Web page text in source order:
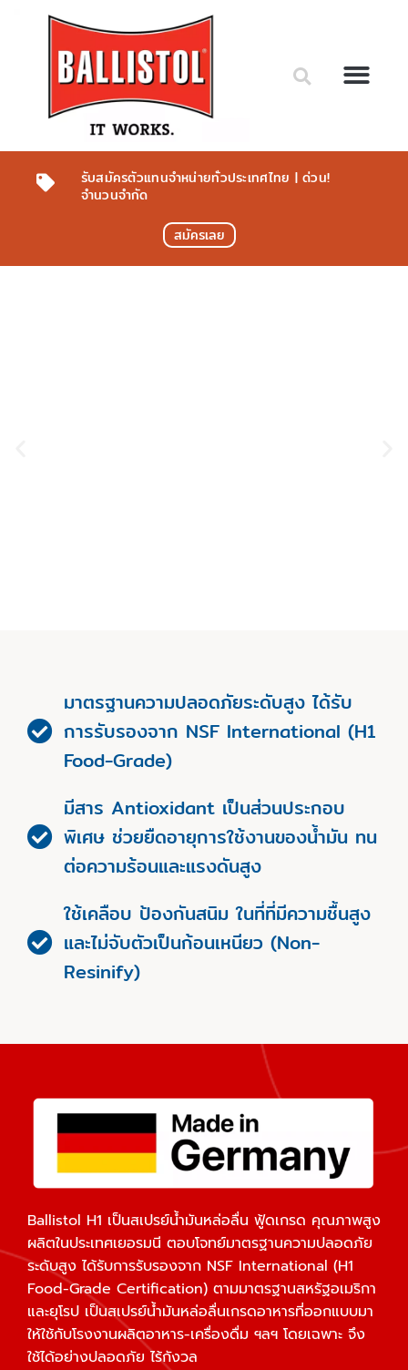
รับสมัครตัวแทนจำหน่ายทั่วประเทศไทย | ด่วน!
จำนวนจำกัด
สมัครเลย
มาตรฐานความปลอดภัยระดับสูง ได้รับ
การรับรองจาก NSF International (H1
Food-Grade)
มีสาร Antioxidant เป็นส่วนประกอบ
พิเศษ ช่วยยืดอายุการใช้งานของน้ำมัน ทน
ต่อความร้อนและแรงดันสูง
ใช้เคลือบ ป้องกันสนิม ในที่ที่มีความชื้นสูง
และไม่จับตัวเป็นก้อนเหนียว (Non-
Resinify)
Ballistol H1 เป็นสเปรย์น้ำมันหล่อลื่น ฟู้ดเกรด คุณภาพสูง
ผลิตในประเทศเยอรมนี ตอบโจทย์มาตรฐานความปลอดภัย
ระดับสูง ได้รับการรับรองจาก NSF International (H1
Food-Grade Certification) ตามมาตรฐานสหรัฐอเมริกา
และยุโรป เป็นสเปรย์น้ำมันหล่อลื่นเกรดอาหารที่ออกแบบมา
ให้ใช้กับโรงงานผลิตอาหาร-เครื่องดื่ม ฯลฯ โดยเฉพาะ จึง
ใช้ได้อย่างปลอดภัย ไร้กังวล